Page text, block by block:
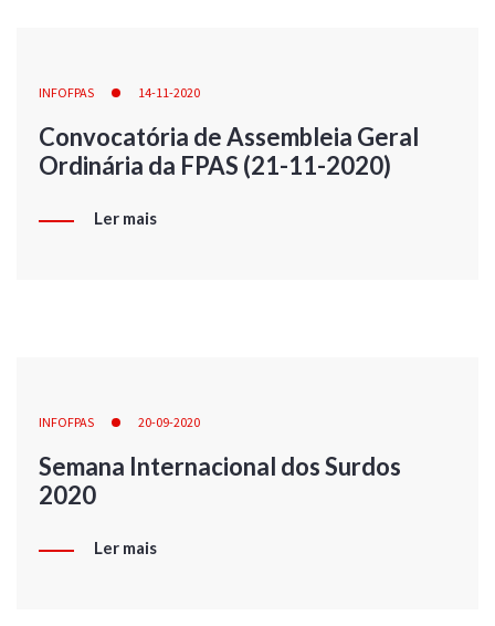
INFOFPAS 14-11-2020
Convocatória de Assembleia Geral
Ordinária da FPAS (21-11-2020)
Ler mais
INFOFPAS 20-09-2020
Semana Internacional dos Surdos
2020
Ler mais